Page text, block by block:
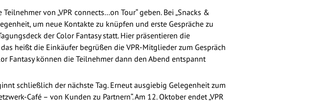
von „VPR connects…on Tour“ geben. Bei „Snacks &
um neue Kontakte zu knüpfen und erste Gespräche zu
der Color Fantasy statt. Hier präsentieren die
heißt die Einkäufer begrüßen die VPR-Mitglieder zum Gespräch
Fantasy können die Teilnehmer dann den Abend entspannt
schließlich der nächste Tag. Erneut ausgiebig Gelegenheit zum
Café – von Kunden zu Partnern“. Am 12. Oktober endet „VPR